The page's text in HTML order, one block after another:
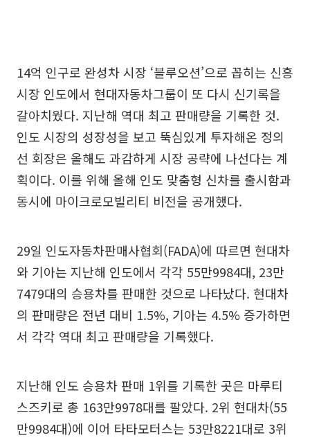
14억 인구로 완성차 시장 ‘블루오션’으로 꼽히는 신흥
시장 인도에서 현대자동차그룹이 또 다시 신기록을
갈아치웠다. 지난해 역대 최고 판매량을 기록한 것.
인도 시장의 성장성을 보고 뚝심있게 투자해온 정의
선 회장은 올해도 과감하게 시장 공략에 나선다는 계
획이다. 이를 위해 올해 인도 맞춤형 신차를 출시함과
동시에 마이크로모빌리티 비전을 공개했다.
29일 인도자동차판매사협회(FADA)에 따르면 현대차
와 기아는 지난해 인도에서 각각 55만9984대, 23만
7479대의 승용차를 판매한 것으로 나타났다. 현대차
의 판매량은 전년 대비 1.5%, 기아는 4.5% 증가하면
서 각각 역대 최고 판매량을 기록했다.
지난해 인도 승용차 판매 1위를 기록한 곳은 마루티
스즈키로 총 163만9978대를 팔았다. 2위 현대차(55
만9984대)에 이어 타타모터스는 53만8221대로 3위